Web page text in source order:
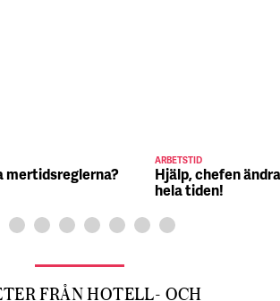
mertidsreglerna?
ARBETSTID
Hjälp, chefen
hela tiden!
FRÅN HOTELL- OCH